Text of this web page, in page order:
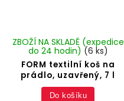
FORM textilní koš na
prádlo, uzavřený, 7 l
ZBOŽÍ NA SKLADĚ (expedice
do 24 hodin) (6 ks)
Do košíku